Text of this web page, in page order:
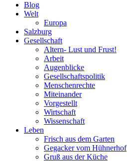
Blog
Welt
Europa
Salzburg
Gesellschaft
Altern- Lust und Frust!
Arbeit
Augenblicke
Gesellschaftspolitik
Menschenrechte
Miteinander
Vorgestellt
Wirtschaft
Wissenschaft
Leben
Frisch aus dem Garten
Gegacker vom Hühnerhof
Gruß aus der Küche